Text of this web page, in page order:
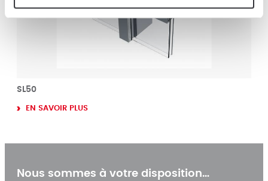
SL50
EN SAVOIR PLUS
Nous sommes à votre disposition…